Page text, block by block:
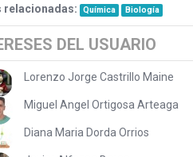
relacionadas: Química Biología
DEL USUARIO
Lorenzo Jorge Castrillo Maine
Miguel Angel Ortigosa Arteaga
Diana Maria Dorda Orrios